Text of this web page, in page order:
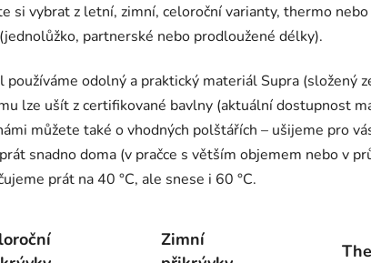
si vybrat z letní, zimní, celoroční varianty, thermo
partnerské nebo prodloužené délky).
odolný a praktický materiál Supra (složený
lze ušít z certifikované bavlny (aktuální dostupnost
můžete také o vhodných polštářích – ušijeme pro
snadno doma (v pračce s větším objemem nebo v
prát na 40 °C, ale snese i 60 °C.
Zimní